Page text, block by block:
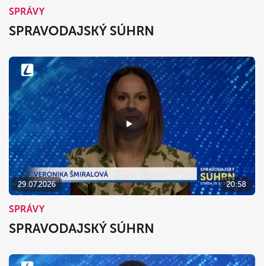
SPRÁVY
SPRAVODAJSKÝ SÚHRN
29.07.2026 20:58
SPRÁVY
SPRAVODAJSKÝ SÚHRN